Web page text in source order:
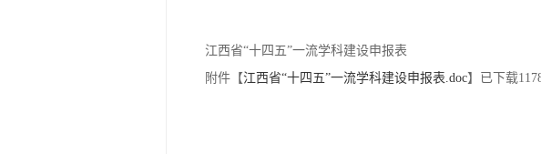
江西省“十四五”一流学科建设申报表
附件【江西省“十四五”一流学科建设申报表.doc】已下载